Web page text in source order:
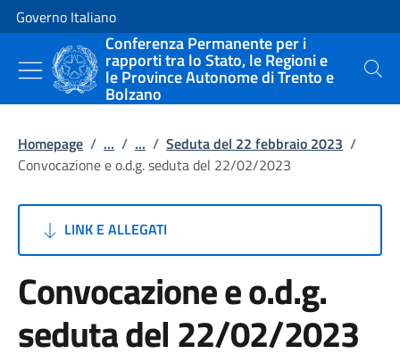
Vai al contenuto
Vai alla navigazione del sito
Governo Italiano
Conferenza Permanente per i
rapporti tra lo Stato, le Regioni e
le Province Autonome di Trento e
Bolzano
Cerca
Homepage / ... / ... / Seduta del 22 febbraio 2023 /
Convocazione e o.d.g. seduta del 22/02/2023
LINK E ALLEGATI
Convocazione e o.d.g.
seduta del 22/02/2023